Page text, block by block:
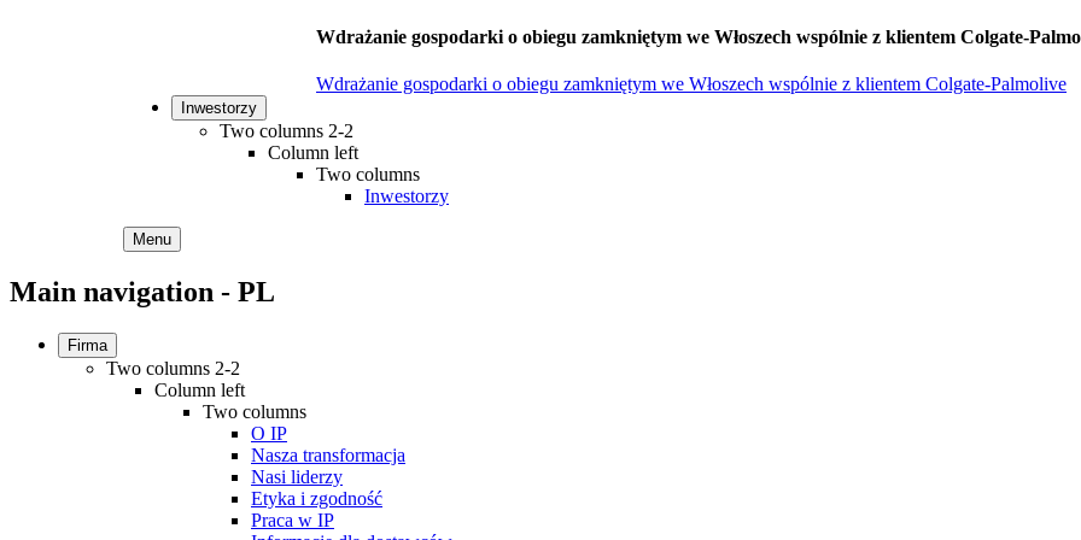
Wdrażanie gospodarki o obiegu zamkniętym we Włoszech wspólnie z klientem Colgate-
Wdrażanie gospodarki o obiegu zamkniętym we Włoszech wspólnie z klientem Colgate-Palmolive
Inwestorzy
Two columns 2-2
Column left
Two columns
Inwestorzy
Menu
Main navigation - PL
Firma
Two columns 2-2
Column left
Two columns
O IP
Nasza transformacja
Nasi liderzy
Etyka i zgodność
Praca w IP